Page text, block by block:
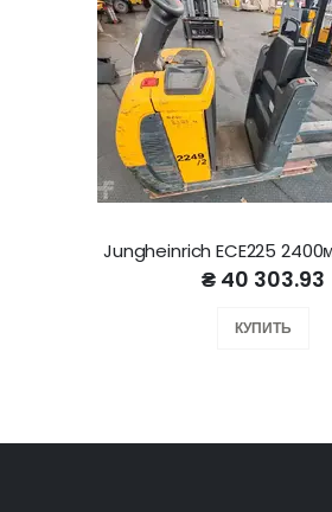
Jungheinrich ECE225
₴ 40 303.93
КУПИТЬ